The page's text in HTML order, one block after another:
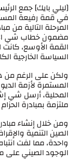
[ليلي بايك] جمع
في قمة رفيعة
المرحلة التالية من
مضمون خطاب شي
القمة الأوسع، كانت
السياسة الخارجية
ولكن على الرغم من
المستمرة لأزمة
المحلية، أرسل شي
ملتزمة بمبادرة
ومن خلال إنشاء
الصين التنمية
واحدة، مما لفت
الوجود الصيني على